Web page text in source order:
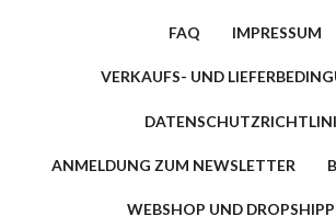
FAQ IMPRESSUM
VERKAUFS- UND
ANMELDUNG ZUM NEWSLETTER
WEBSHOP UND